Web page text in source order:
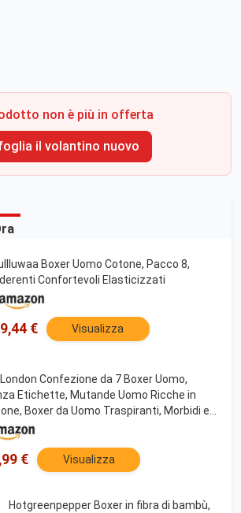
non è più in offerta
il volantino nuovo
Boxer Uomo Cotone, Pacco 8,
Confortevoli Elasticizzati
€ Visualizza
London Confezione da 7 Boxer Uomo,
Etichette, Mutande Uomo Ricche in
Boxer da Uomo Traspiranti, Morbidi ed
Multicolore, 3XL
€ Visualizza
Hotgreenpepper Boxer in fibra di bambù,